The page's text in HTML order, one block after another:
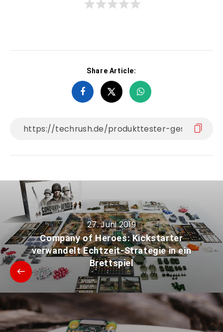
Share Article:
27. Juni 2019
Company of Heroes: Kickstarter
verwandelt Echtzeit-Strategie in ein
Brettspiel